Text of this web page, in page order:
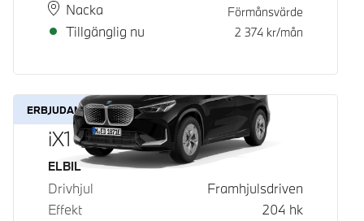
PlatsNacka
Leveranstid
Tillgänglig nu
Förmånsvärde
2 374 kr/mån
ERBJUDANDE
iX1 eDrive20
Bränsle
ELBIL
Drivhjul
Framhjulsdriven
Effekt
204 hk